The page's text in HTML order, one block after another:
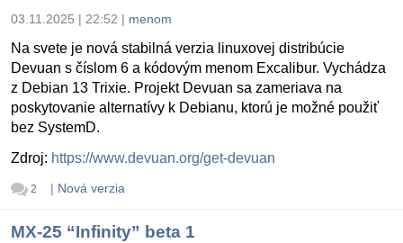
03.11.2025 | 22:52 | menom
Na svete je nová stabilná verzia linuxovej distribúcie
Devuan s číslom 6 a kódovým menom Excalibur. Vychádza
z Debian 13 Trixie. Projekt Devuan sa zameriava na
poskytovanie alternatívy k Debianu, ktorú je možné použiť
bez SystemD.
Zdroj: https://www.devuan.org/get-devuan
2 | Nová verzia
MX-25 “Infinity” beta 1